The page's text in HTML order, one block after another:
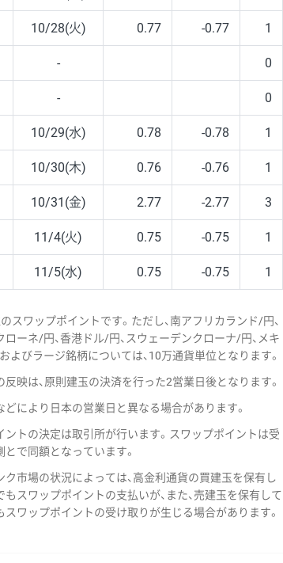
10/28(火) 0.77 -0.77 1
- 0
- 0
10/29(水) 0.78 -0.78 1
10/30(木) 0.76 -0.76 1
10/31(金) 2.77 -2.77 3
11/4(火) 0.75 -0.75 1
11/5(水) 0.75 -0.75 1
スワップポイントです。ただし、南アフリカランド/円、
ローネ/円、香港ドル/円、スウェーデンクローナ/円、メキ
よびラージ銘柄については、10万通貨単位となります。
映は、原則建玉の決済を行った2営業日後となります。
どにより日本の営業日と異なる場合があります。
ントの決定は取引所が行います。スワップポイントは受
で同額となっています。
ク市場の状況によっては、高金利通貨の買建玉を保有し
もスワップポイントの支払いが、また、売建玉を保有して
スワップポイントの受け取りが生じる場合があります。